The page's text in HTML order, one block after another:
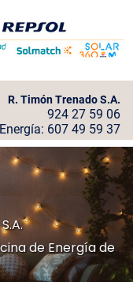
R. Timón Trenado S.A.
924 27 59 06
Energía: 607 49 59 37
de Energía de